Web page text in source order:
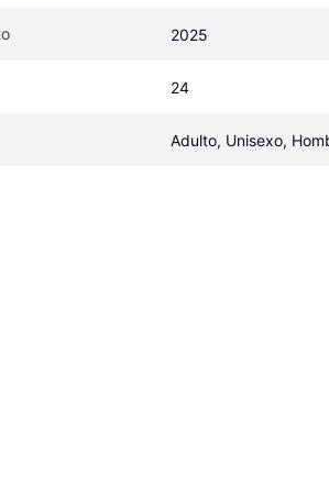
2025
24
Adulto, Unisexo,